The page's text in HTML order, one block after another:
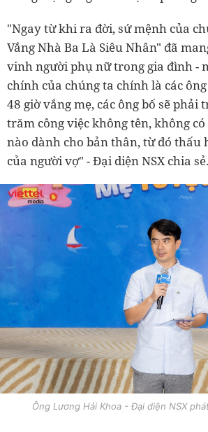
"Ngay từ khi ra đời, sứ mệnh của
Vắng Nhà Ba Là Siêu Nhân" đã
vinh người phụ nữ trong gia đình -
chính của chúng ta chính là các
48 giờ vắng mẹ, các ông bố sẽ phải
trăm công việc không tên, không
nào dành cho bản thân, từ đó thấu
của người vợ" - Đại diện NSX chia sẻ.
Ông Lương Hải Khoa - Đại diện NSX